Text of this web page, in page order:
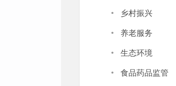
· 乡村振兴
· 养老服务
· 生态环境
· 食品药品监管